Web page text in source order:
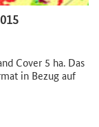
Cover 5 ha. Das
in Bezug auf